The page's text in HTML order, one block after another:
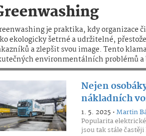
je praktika, kdy organizace
ekologicky šetrné a udržitelné,
a zlepšit svou image. Tento
environmentálních problémů
Nejen
nákladních
1. 5. 2025 •Martin
Popularita
jsou tak stále